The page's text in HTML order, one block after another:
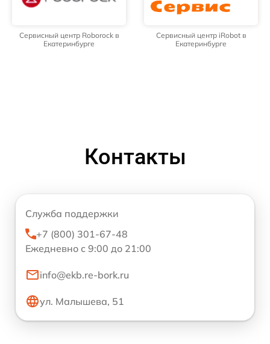
Сервисный центр Roborock в
Екатеринбурге
Сервисный центр iRobot в
Екатеринбурге
Контакты
Служба поддержки
+7 (800) 301-67-48
Ежедневно с 9:00 до 21:00
info@ekb.re-bork.ru
ул. Малышева, 51